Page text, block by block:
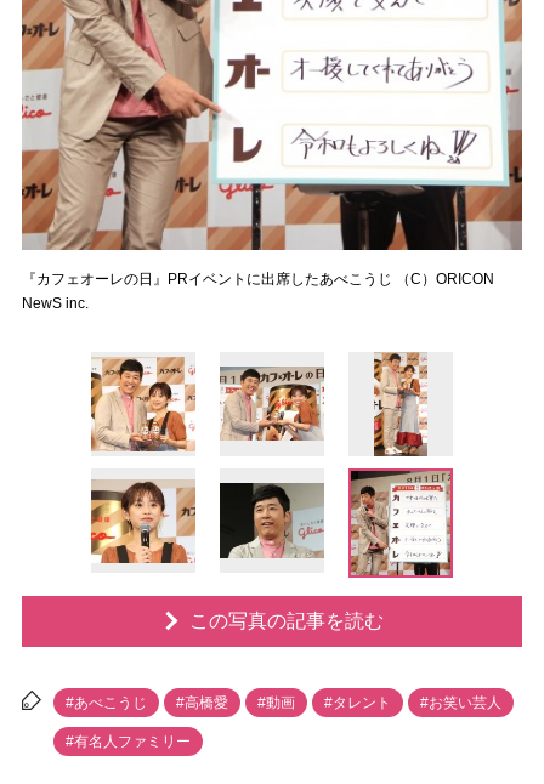
『カフェオーレの日』PRイベントに出席したあべこうじ （C）ORICON
NewS inc.
この写真の記事を読む
#あべこうじ #高橋愛 #動画 #タレント #お笑い芸人
#有名人ファミリー